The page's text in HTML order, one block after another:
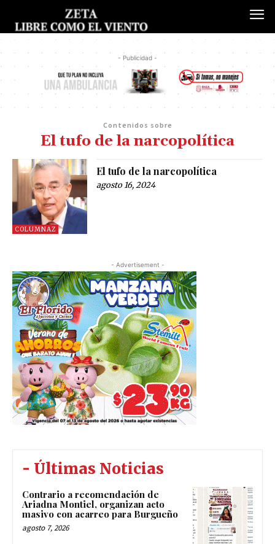
- Publicidad -
Contenidos sobre
El tufo de la narcopolítica
COLUMNAZ
El tufo de la narcopolítica
agosto 16, 2024
- Advertisement -
- Últimas Noticias
Contrario a recomendación de
Ariadna Montiel, organizan acto
masivo con acarreo para Burgueño
agosto 7, 2026